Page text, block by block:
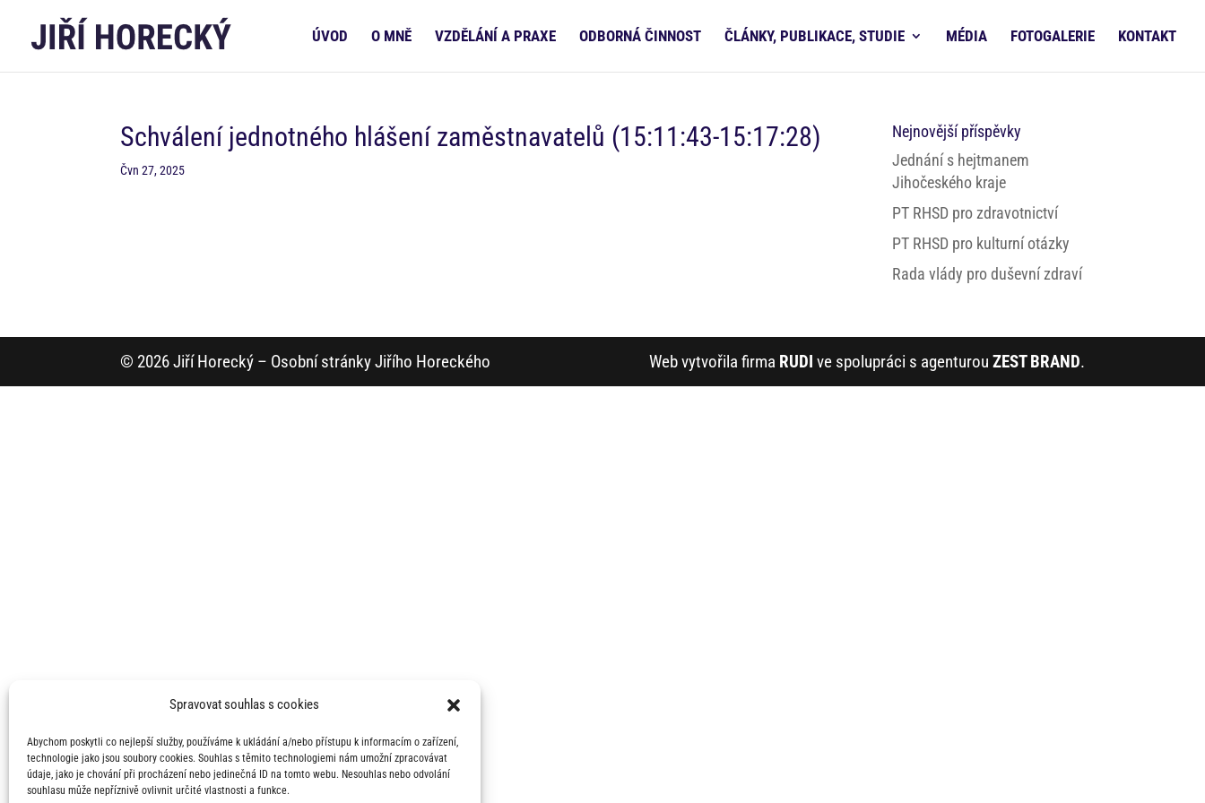
Spravovat souhlas s cookies
Abychom poskytli co nejlepší služby, používáme k ukládání a/nebo přístupu k informacím o zařízení,
technologie jako jsou soubory cookies. Souhlas s těmito technologiemi nám umožní zpracovávat
údaje, jako je chování při procházení nebo jedinečná ID na tomto webu. Nesouhlas nebo odvolání
souhlasu může nepříznivě ovlivnit určité vlastnosti a funkce.
ÚVOD O MNĚ VZDĚLÁNÍ A PRAXE ODBORNÁ ČINNOST ČLÁNKY, PUBLIKACE, STUDIE MÉDIA FOTOGALERIE KONTAKT
Schválení jednotného hlášení zaměstnavatelů (15:11:43-15:17:28)
Čvn 27, 2025
Nejnovější příspěvky
Jednání s hejtmanem
Jihočeského kraje
PT RHSD pro zdravotnictví
PT RHSD pro kulturní otázky
Rada vlády pro duševní zdraví
© 2026 Jiří Horecký – Osobní stránky Jiřího Horeckého Web vytvořila firma RUDI ve spolupráci s agenturou ZEST BRAND.